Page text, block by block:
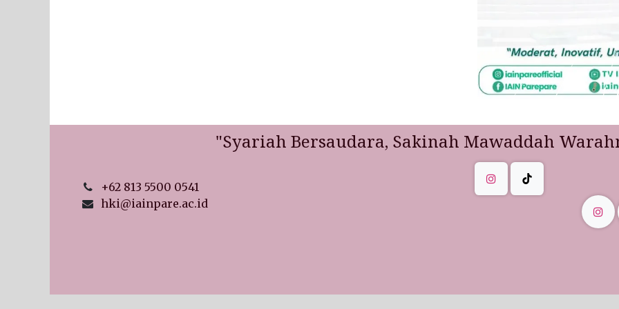
"Syariah Bersaudara, Sakinah Mawaddah
+62 813 5500 0541
hki@iainpare.ac.id